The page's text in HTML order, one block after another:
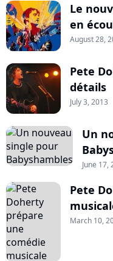
Le
en
August 28,
Pete
détails
July 3, 2013
Un
June 17,
Pete
March 10,